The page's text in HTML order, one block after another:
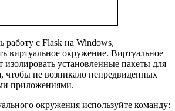
работу с Flask на Windows,
виртуальное окружение. Виртуальное
изолировать установленные пакеты для
чтобы не возникало непредвиденных
приложениями.
окружения используйте команду: